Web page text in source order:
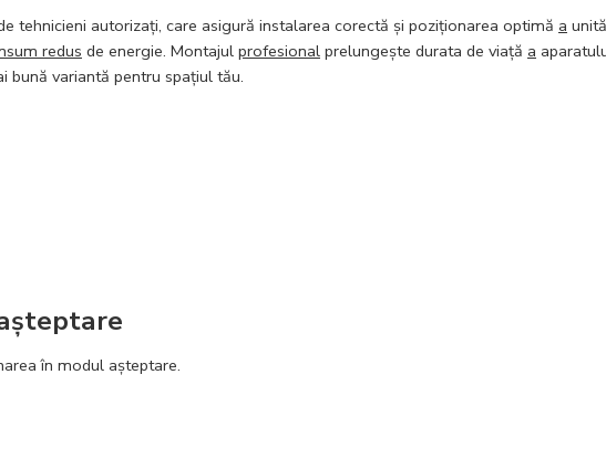
tehnicieni autorizați, care asigură instalarea corectă și poziționarea optimă a
redus de energie. Montajul profesional prelungește durata de viață a
bună variantă pentru spațiul tău.
în modul aşteptare.